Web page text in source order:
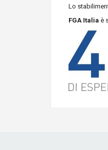
Lo
FGA Italia è